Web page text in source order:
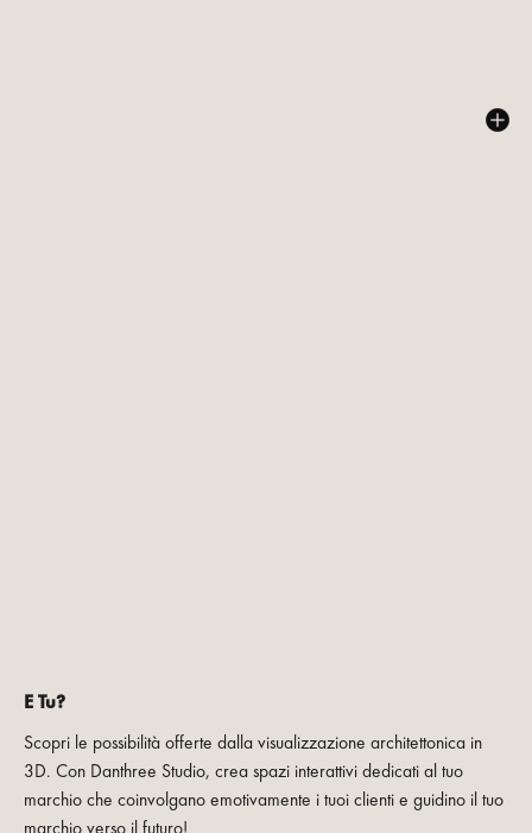
E Tu?
Scopri le possibilità offerte dalla visualizzazione architettonica in
3D. Con Danthree Studio, crea spazi interattivi dedicati al tuo
marchio che coinvolgano emotivamente i tuoi clienti e guidino il tuo